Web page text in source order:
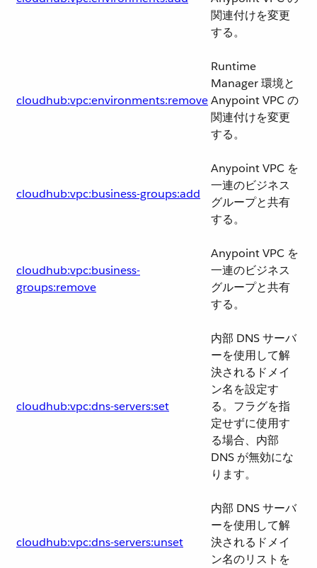
関連付けを変更
する。
cloudhub:vpc:environments:remove
Runtime
Manager 環境と
Anypoint VPC の
関連付けを変更
する。
cloudhub:vpc:business-groups:add
Anypoint VPC を
一連のビジネス
グループと共有
する。
cloudhub:vpc:business-
groups:remove
Anypoint VPC を
一連のビジネス
グループと共有
する。
cloudhub:vpc:dns-servers:set
内部 DNS サーバ
ーを使用して解
決されるドメイ
ン名を設定す
る。フラグを指
定せずに使用す
る場合、内部
DNS が無効にな
ります。
cloudhub:vpc:dns-servers:unset
内部 DNS サーバ
ーを使用して解
決されるドメイ
ン名のリストを